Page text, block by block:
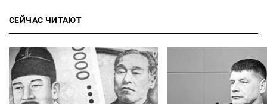
СЕЙЧАС ЧИТАЮТ